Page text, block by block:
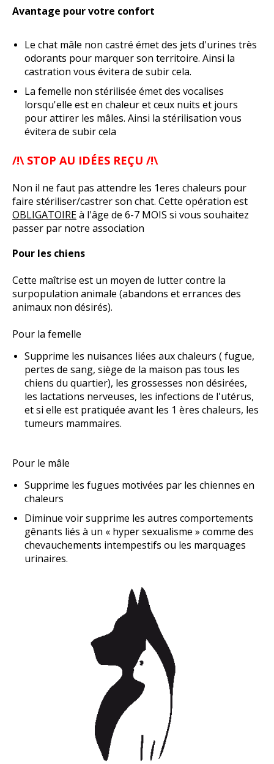
Avantage pour votre confort
Le chat mâle non castré émet des jets d'urines très
odorants pour marquer son territoire. Ainsi la
castration vous évitera de subir cela.
La femelle non stérilisée émet des vocalises
lorsqu'elle est en chaleur et ceux nuits et jours
pour attirer les mâles. Ainsi la stérilisation vous
évitera de subir cela
/!\ STOP AU IDÉES REÇU /!\
Non il ne faut pas attendre les 1eres chaleurs pour
faire stériliser/castrer son chat. Cette opération est
OBLIGATOIREà l'âge de 6-7 MOIS si vous souhaitez
passer par notre association
Pour les chiens
Cette maîtrise est un moyen de lutter contre la
surpopulation animale (abandons et errances des
animaux non désirés).
Pour la femelle
Supprime les nuisances liées aux chaleurs ( fugue,
pertes de sang, siège de la maison pas tous les
chiens du quartier), les grossesses non désirées,
les lactations nerveuses, les infections de l'utérus,
et si elle est pratiquée avant les 1 ères chaleurs, les
tumeurs mammaires.
Pour le mâle
Supprime les fugues motivées par les chiennes en
chaleurs
Diminue voir supprime les autres comportements
gênants liés à un « hyper sexualisme » comme des
chevauchements intempestifs ou les marquages
urinaires.